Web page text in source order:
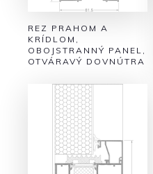
REZ PRAHOM A
KRÍDLOM,
OBOJSTRANNÝ PANEL,
OTVÁRAVÝ DOVNÚTRA